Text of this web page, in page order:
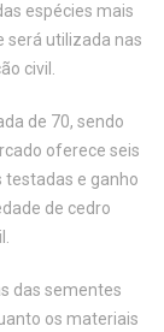
espécies mais
será utilizada nas
civil.
de 70, sendo
oferece seis
testadas e ganho
de cedro
das sementes
os materiais